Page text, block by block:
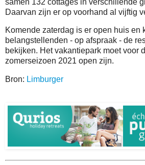
Daarvan zijn er op voorhand al vijftig
Komende zaterdag is er open huis en
belangstellenden - op afspraak - de
bekijken. Het vakantiepark moet voor
zomerseizoen 2021 open zijn.
Bron: Limburger